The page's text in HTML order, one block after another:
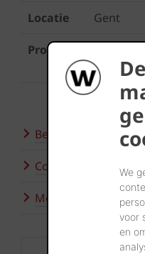
We
voor
en
Locatie Gent
Product
Terca
maat)
Bezoek onze
Contacteer ons
Meer inspiratie